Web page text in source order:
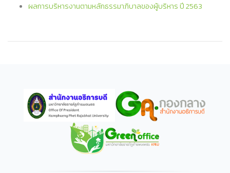
ผลการบริหารงานตามหลักธรรมาภิบาลของผู้บริหาร ปี 2563